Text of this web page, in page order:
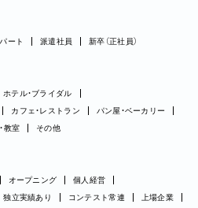
ート 派遣社員 新卒（正社員）
ホテル・ブライダル
カフェ・レストラン
パン屋・ベーカリー
教室 その他
オープニング
個人経営
独立実績あり コンテスト常連
上場企業